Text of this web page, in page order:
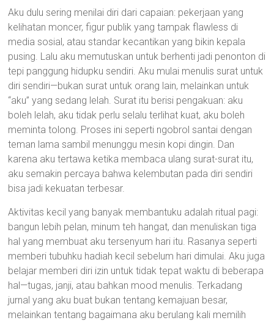
Aku dulu sering menilai diri dari capaian: pekerjaan yang
kelihatan moncer, figur publik yang tampak flawless di
media sosial, atau standar kecantikan yang bikin kepala
pusing. Lalu aku memutuskan untuk berhenti jadi penonton di
tepi panggung hidupku sendiri. Aku mulai menulis surat untuk
diri sendiri—bukan surat untuk orang lain, melainkan untuk
“aku” yang sedang lelah. Surat itu berisi pengakuan: aku
boleh lelah, aku tidak perlu selalu terlihat kuat, aku boleh
meminta tolong. Proses ini seperti ngobrol santai dengan
teman lama sambil menunggu mesin kopi dingin. Dan
karena aku tertawa ketika membaca ulang surat-surat itu,
aku semakin percaya bahwa kelembutan pada diri sendiri
bisa jadi kekuatan terbesar.
Aktivitas kecil yang banyak membantuku adalah ritual pagi:
bangun lebih pelan, minum teh hangat, dan menuliskan tiga
hal yang membuat aku tersenyum hari itu. Rasanya seperti
memberi tubuhku hadiah kecil sebelum hari dimulai. Aku juga
belajar memberi diri izin untuk tidak tepat waktu di beberapa
hal—tugas, janji, atau bahkan mood menulis. Terkadang
jurnal yang aku buat bukan tentang kemajuan besar,
melainkan tentang bagaimana aku berulang kali memilih